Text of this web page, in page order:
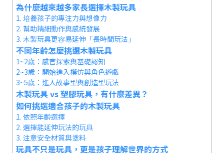
為什麼越來越多家長選擇木製玩具
1. 培養孩子的專注力與想像力
2. 幫助精細動作與感統發展
3. 木製玩具更容易延伸「長時間玩法」
不同年齡怎麼挑選木製玩具
1~2歲：感官探索與基礎認知
2~3歲：開始進入模仿與角色遊戲
3~5歲：進入故事型與創造型玩法
木製玩具 vs 塑膠玩具，有什麼差異？
如何挑選適合孩子的木製玩具
1. 依照年齡選擇
2. 選擇能延伸玩法的玩具
3. 注意安全材質與塗料
玩具不只是玩具，更是孩子理解世界的方式